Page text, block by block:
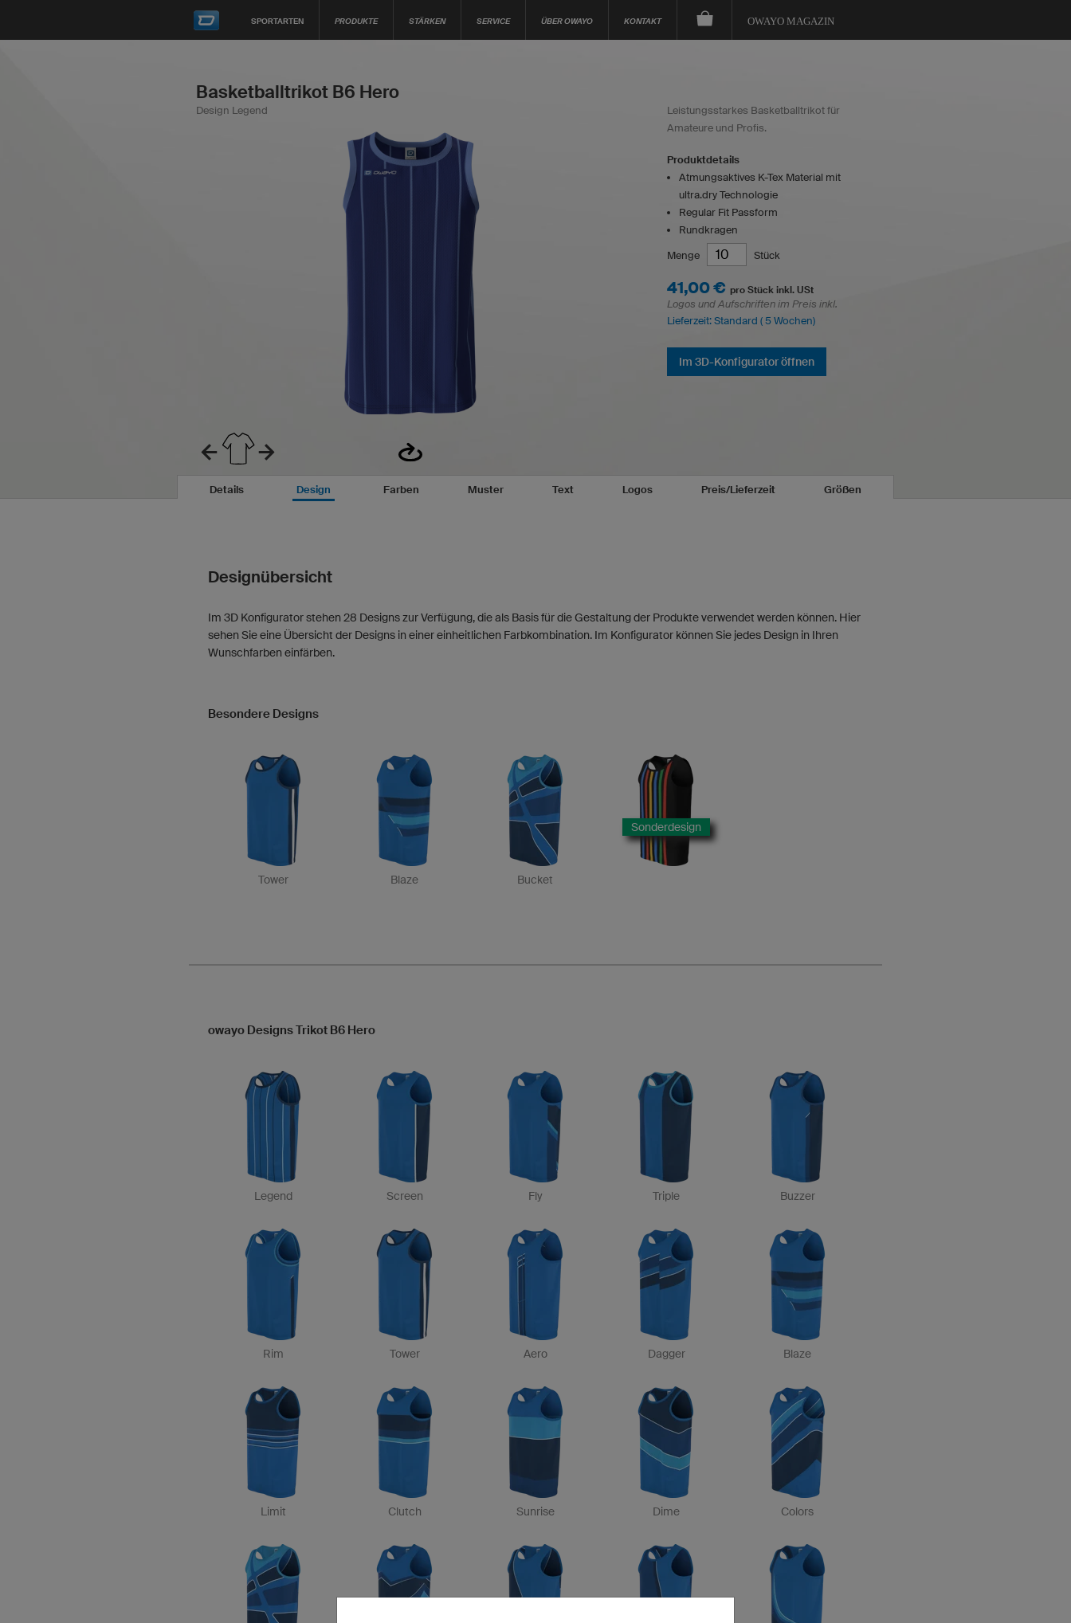
SPORTARTEN PRODUKTE STÄRKEN SERVICE ÜBER OWAYO KONTAKT OWAYO MAGAZIN
Basketballtrikot B6 Hero
Design Legend
Leistungsstarkes Basketballtrikot für
Amateure und Profis.
Produktdetails
Atmungsaktives K-Tex Material mit
ultra.dry Technologie
Regular Fit Passform
Rundkragen
Menge Stück
41,00 € pro Stück inkl. USt
Logos und Aufschriften im Preis inkl.
Lieferzeit: Standard ( 5 Wochen)
Im 3D-Konfigurator öffnen
Details Design Farben Muster Text Logos Preis/Lieferzeit Größen
Designübersicht
Im 3D Konfigurator stehen 28 Designs zur Verfügung, die als Basis für die Gestaltung der Produkte verwendet werden können. Hier
sehen Sie eine Übersicht der Designs in einer einheitlichen Farbkombination. Im Konfigurator können Sie jedes Design in Ihren
Wunschfarben einfärben.
Besondere Designs
Tower Blaze Bucket
Sonderdesign
owayo Designs Trikot B6 Hero
Legend Screen Fly Triple Buzzer
Rim Tower Aero Dagger Blaze
Limit Clutch Sunrise Dime Colors